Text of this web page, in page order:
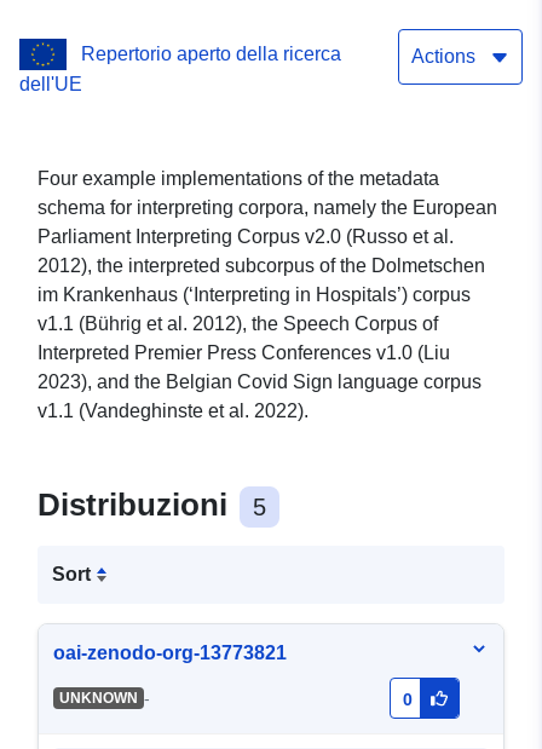
Repertorio aperto della ricerca
dell'UE
Actions
Four example implementations of the metadata
schema for interpreting corpora, namely the European
Parliament Interpreting Corpus v2.0 (Russo et al.
2012), the interpreted subcorpus of the Dolmetschen
im Krankenhaus (‘Interpreting in Hospitals’) corpus
v1.1 (Bührig et al. 2012), the Speech Corpus of
Interpreted Premier Press Conferences v1.0 (Liu
2023), and the Belgian Covid Sign language corpus
v1.1 (Vandeghinste et al. 2022).
Distribuzioni 5
Sort
oai-zenodo-org-13773821
UNKNOWN - 0